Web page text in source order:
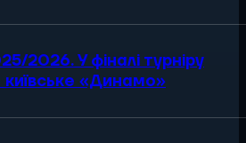
2026. У фіналі турніру
київське «Динамо»